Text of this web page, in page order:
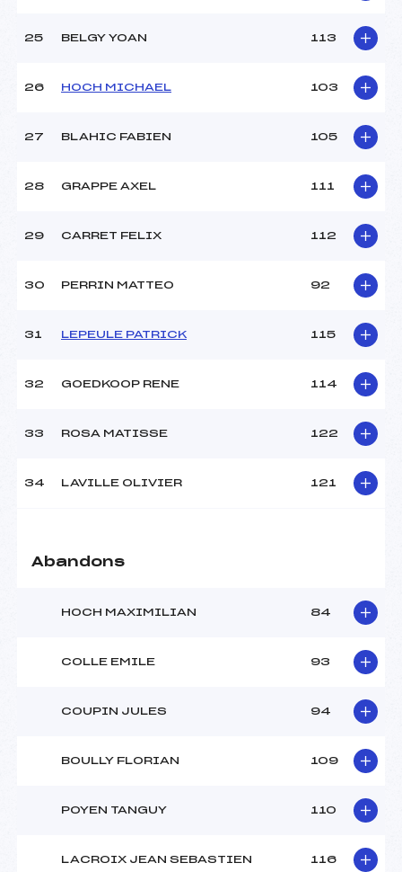
25 BELGY YOAN 113
26 HOCH MICHAEL 103
27 BLAHIC FABIEN 105
28 GRAPPE AXEL 111
29 CARRET FELIX 112
30 PERRIN MATTEO 92
31 LEPEULE PATRICK 115
32 GOEDKOOP RENE 114
33 ROSA MATISSE 122
34 LAVILLE OLIVIER 121
Abandons
HOCH MAXIMILIAN 84
COLLE EMILE 93
COUPIN JULES 94
BOULLY FLORIAN 109
POYEN TANGUY 110
LACROIX JEAN SEBASTIEN 116